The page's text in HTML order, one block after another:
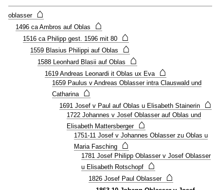
rechts
(1805
Lorenz
Oblaß
Hnr
oblasser ⌂
1496 ca Ambros auf Oblas ⌂
1516 ca Philipp gest. 1596 mit 80 ⌂
1559 Blasius Philippi auf Oblas ⌂
1588 Leonhard Blasii auf Oblas ⌂
1619 Andreas Leonardi it Oblas ux Eva ⌂
1659 Paulus v Andreas Oblasser intra Clauswald und
Catharina ⌂
1691 Josef v Paul auf Oblas u Elisabeth Stainerin ⌂
1722 Johannes v Josef Oblasser auf Oblas und
Elisabeth Mattersberger ⌂
1751-11 Josef v Johannes Oblasser zu Oblas u
Maria Fasching
⌂
1781 Josef Philipp Oblasser v Josef Oblasser
u Elisabeth Rotschopf
⌂
1826 Josef Paul Oblasser ⌂